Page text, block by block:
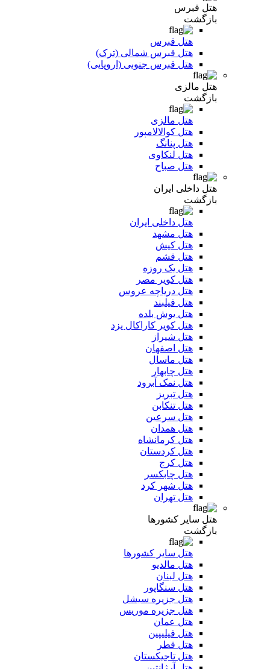
هتل قبرس
بازگشت
هتل قبرس
هتل قبرس شمالی (ترک)
هتل قبرس جنوبی (اروپایی)
هتل مالزی
بازگشت
هتل مالزی
هتل کوالالامپور
هتل پنانگ
هتل لنکاوی
هتل صباح
هتل داخلی ایران
بازگشت
هتل داخلی ایران
هتل مشهد
هتل کیش
هتل قشم
هتل یک روزه
هتل کویر مصر
هتل دریاچه عروس
هتل فیلبند
هتل یوش بلده
هتل کویر کاراکال یزد
هتل شیراز
هتل اصفهان
هتل ماسال
هتل چابهار
هتل نمک آبرود
هتل تبریز
هتل تنکابن
هتل سرعین
هتل همدان
هتل کرمانشاه
هتل کردستان
هتل کرج
هتل چابکسر
هتل شهر کرد
هتل تهران
هتل سایر کشورها
بازگشت
هتل سایر کشورها
هتل مالدیو
هتل لبنان
هتل سنگاپور
هتل جزیره سیشل
هتل جزیره موریس
هتل عمان
هتل فیلیپین
هتل قطر
هتل تاجیکستان